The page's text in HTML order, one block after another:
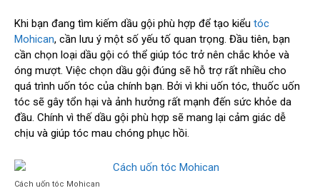
Khi bạn đang tìm kiếm dầu gội phù hợp để tạo kiểu tóc
Mohican, cần lưu ý một số yếu tố quan trọng. Đầu tiên, bạn
cần chọn loại dầu gội có thể giúp tóc trở nên chắc khỏe và
óng mượt. Việc chọn dầu gội đúng sẽ hỗ trợ rất nhiều cho
quá trình uốn tóc của chính bạn. Bởi vì khi uốn tóc, thuốc uốn
tóc sẽ gây tổn hại và ảnh hưởng rất mạnh đến sức khỏe da
đầu. Chính vì thế dầu gội phù hợp sẽ mang lại cảm giác dễ
chịu và giúp tóc mau chóng phục hồi.
Cách uốn tóc Mohican